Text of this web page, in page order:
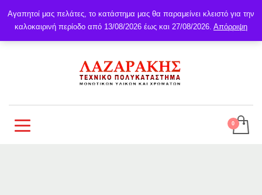
Αγαπητοί μας πελάτες, το κατάστημα μας θα παραμείνει κλειστό για την
καλοκαιρινή περίοδο από 13/08/2026 έως και 27/08/2026. Απόρριψη